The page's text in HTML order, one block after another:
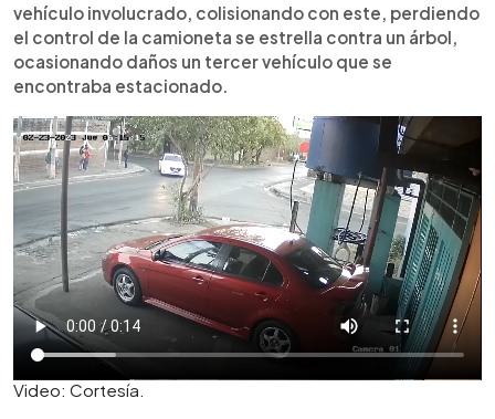
vehículo involucrado, colisionando con este, perdiendo
el control de la camioneta se estrella contra un árbol,
ocasionando daños un tercer vehículo que se
encontraba estacionado.
Video: Cortesía.